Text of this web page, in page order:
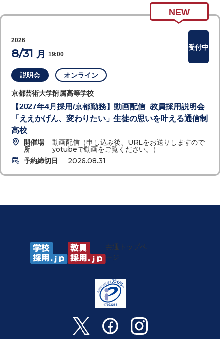
NEW
説明会 オンライン
京都芸術大学附属高等学校
【2027年4月採用/京都勤務】動画配信_教員採用説明会
「ええかげん、変わりたい」生徒の思いを叶える通信制
高校
開催場
所
動画配信（申し込み後、URLをお送りしますので
yotubeで動画をご覧ください。）
予約締切日
2026.08.31
2026
8/31 月 19:00
受付中
共通トップペ
ージ